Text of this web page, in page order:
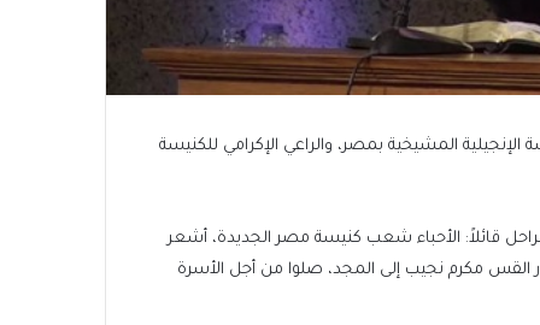
المشيخية بمصر، والراعي الإكرامي للكنيسة
قائلاً: الأحباء شعب كنيسة مصر الجديدة، أشعر
القس مكرم نجيب إلى المجد، صلوا من أجل الأسرة